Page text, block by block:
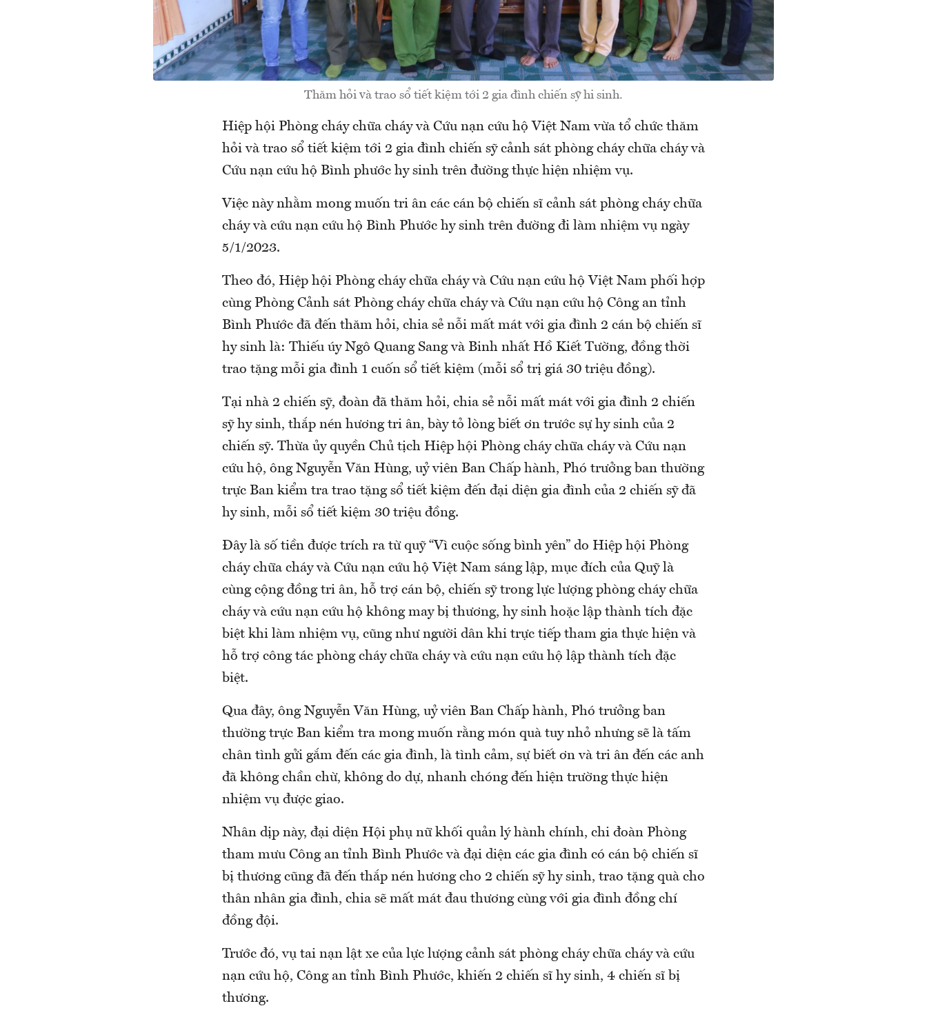
Thăm hỏi và trao sổ tiết kiệm tới 2 gia đình chiến sỹ hi sinh.
Hiệp hội Phòng cháy chữa cháy và Cứu nạn cứu hộ Việt Nam vừa tổ chức thăm
hỏi và trao sổ tiết kiệm tới 2 gia đình chiến sỹ cảnh sát phòng cháy chữa cháy và
Cứu nạn cứu hộ Bình phước hy sinh trên đường thực hiện nhiệm vụ.
Việc này nhằm mong muốn tri ân các cán bộ chiến sĩ cảnh sát phòng cháy chữa
cháy và cứu nạn cứu hộ Bình Phước hy sinh trên đường đi làm nhiệm vụ ngày
5/1/2023.
Theo đó, Hiệp hội Phòng cháy chữa cháy và Cứu nạn cứu hộ Việt Nam phối hợp
cùng Phòng Cảnh sát Phòng cháy chữa cháy và Cứu nạn cứu hộ Công an tỉnh
Bình Phước đã đến thăm hỏi, chia sẻ nỗi mất mát với gia đình 2 cán bộ chiến sĩ
hy sinh là: Thiếu úy Ngô Quang Sang và Binh nhất Hồ Kiết Tường, đồng thời
trao tặng mỗi gia đình 1 cuốn sổ tiết kiệm (mỗi sổ trị giá 30 triệu đồng).
Tại nhà 2 chiến sỹ, đoàn đã thăm hỏi, chia sẻ nỗi mất mát với gia đình 2 chiến
sỹ hy sinh, thắp nén hương tri ân, bày tỏ lòng biết ơn trước sự hy sinh của 2
chiến sỹ. Thừa ủy quyền Chủ tịch Hiệp hội Phòng cháy chữa cháy và Cứu nạn
cứu hộ, ông Nguyễn Văn Hùng, uỷ viên Ban Chấp hành, Phó trưởng ban thường
trực Ban kiểm tra trao tặng sổ tiết kiệm đến đại diện gia đình của 2 chiến sỹ đã
hy sinh, mỗi sổ tiết kiệm 30 triệu đồng.
Đây là số tiền được trích ra từ quỹ “Vì cuộc sống bình yên” do Hiệp hội Phòng
cháy chữa cháy và Cứu nạn cứu hộ Việt Nam sáng lập, mục đích của Quỹ là
cùng cộng đồng tri ân, hỗ trợ cán bộ, chiến sỹ trong lực lượng phòng cháy chữa
cháy và cứu nạn cứu hộ không may bị thương, hy sinh hoặc lập thành tích đặc
biệt khi làm nhiệm vụ, cũng như người dân khi trực tiếp tham gia thực hiện và
hỗ trợ công tác phòng cháy chữa cháy và cứu nạn cứu hộ lập thành tích đặc
biệt.
Qua đây, ông Nguyễn Văn Hùng, uỷ viên Ban Chấp hành, Phó trưởng ban
thường trực Ban kiểm tra mong muốn rằng món quà tuy nhỏ nhưng sẽ là tấm
chân tình gửi gắm đến các gia đình, là tình cảm, sự biết ơn và tri ân đến các anh
đã không chần chừ, không do dự, nhanh chóng đến hiện trường thực hiện
nhiệm vụ được giao.
Nhân dịp này, đại diện Hội phụ nữ khối quản lý hành chính, chi đoàn Phòng
tham mưu Công an tỉnh Bình Phước và đại diện các gia đình có cán bộ chiến sĩ
bị thương cũng đã đến thắp nén hương cho 2 chiến sỹ hy sinh, trao tặng quà cho
thân nhân gia đình, chia sẽ mất mát đau thương cùng với gia đình đồng chí
đồng đội.
Trước đó, vụ tai nạn lật xe của lực lượng cảnh sát phòng cháy chữa cháy và cứu
nạn cứu hộ, Công an tỉnh Bình Phước, khiến 2 chiến sĩ hy sinh, 4 chiến sĩ bị
thương.